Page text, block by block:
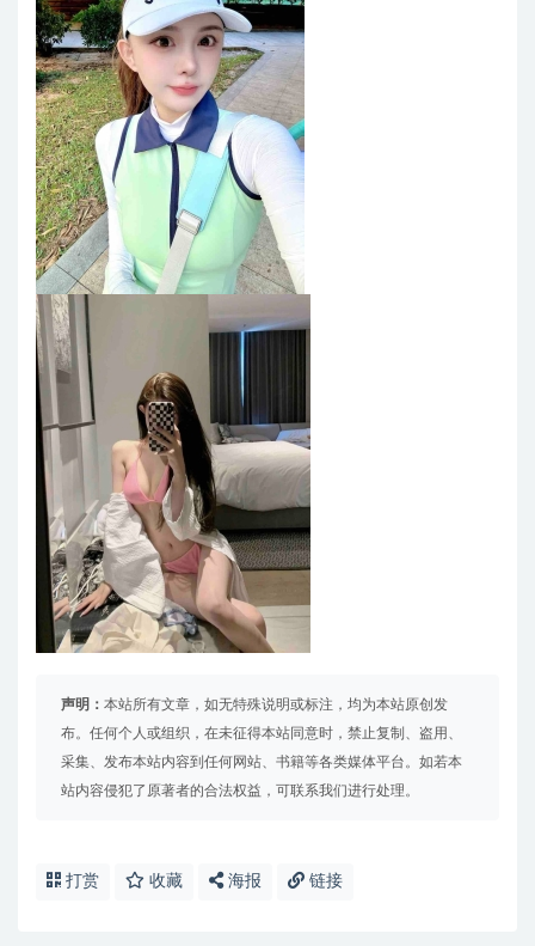
声明： 本站所有文章，如无特殊说明或标注，均为本站原创发
布。任何个人或组织，在未征得本站同意时，禁止复制、盗用、
采集、发布本站内容到任何网站、书籍等各类媒体平台。如若本
站内容侵犯了原著者的合法权益，可联系我们进行处理。
打赏 收藏 海报 链接